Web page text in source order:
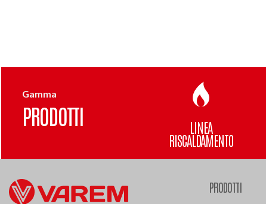
Gamma
PRODOTTI LINEA
RISCALDAMENTO
PRODOTTI